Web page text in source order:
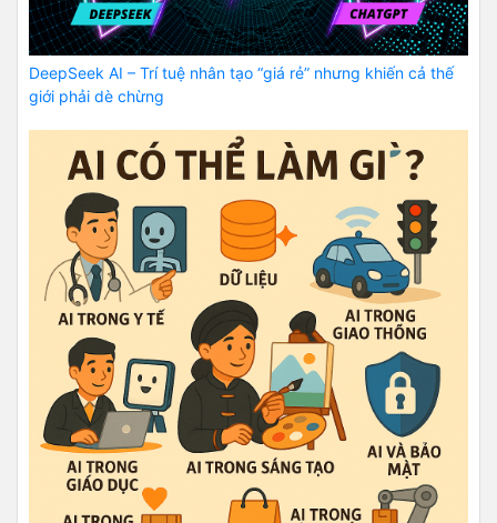
DeepSeek AI – Trí tuệ nhân tạo “giá rẻ” nhưng khiến cả thế
giới phải dè chừng